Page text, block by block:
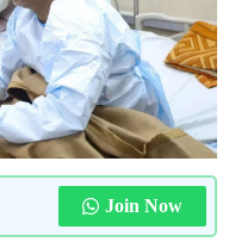
Join Now